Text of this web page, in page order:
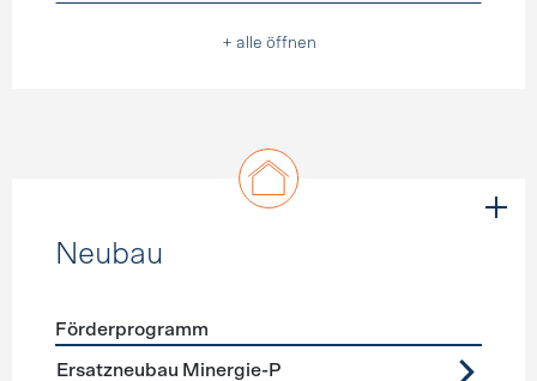
+ alle öffnen
Neubau
Förderprogramme Neubau
Förderprogramm
Ersatzneubau Minergie-P